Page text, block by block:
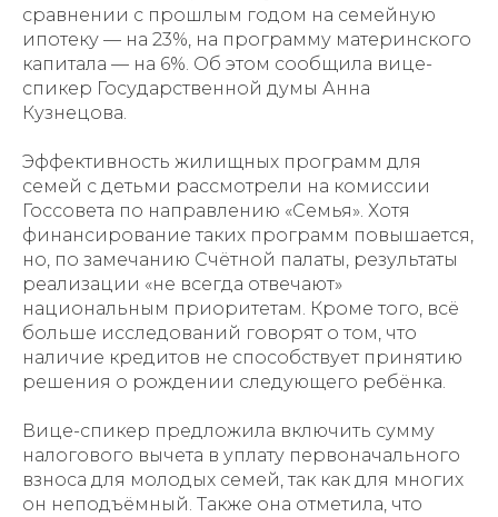
сравнении с прошлым годом на семейную
ипотеку — на 23%, на программу материнского
капитала — на 6%. Об этом сообщила вице-
спикер Государственной думы Анна
Кузнецова.
Эффективность жилищных программ для
семей с детьми рассмотрели на комиссии
Госсовета по направлению «Семья». Хотя
финансирование таких программ повышается,
но, по замечанию Счётной палаты, результаты
реализации «не всегда отвечают»
национальным приоритетам. Кроме того, всё
больше исследований говорят о том, что
наличие кредитов не способствует принятию
решения о рождении следующего ребёнка.
Вице-спикер предложила включить сумму
налогового вычета в уплату первоначального
взноса для молодых семей, так как для многих
он неподъёмный. Также она отметила, что